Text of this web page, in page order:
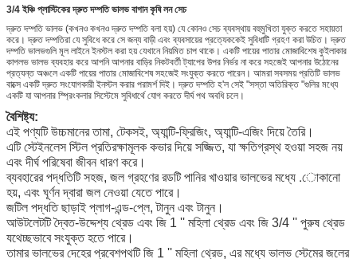
3/4 ইঞ্চি প্লাস্টিকের দ্রুত দম্পতি ভালভ বাগান কৃষি লন সেচ
দ্রুত দম্পতি ভালভ (কখনও কখনও দ্রুত দম্পতি বলা হয়) যে কোনও সেচ ব্যবস্থায় বহুমুখিতা যুক্ত করতে সহায়তা
করে। দ্রুত দম্পতিরা যে সুবিধে করে সে জন্য বাড়ী এবং ব্যবসায়ের প্রত্যেককেই সুবিধাটি গ্রহণ করা উচিত। দ্রুত
দম্পতি ভালভগুলি মূল লাইনে ইনস্টল করা হয় যেখানে নিয়মিত চাপ থাকে। একটি পায়ের পাতার মোজাবিশেষ কুইলাকার
কাপলভ ভালভ ব্যবহার করে আপনি আপনার বাড়ির নিকটবর্তী ট্যাপের উপর নির্ভর না করে সহজেই আপনার উঠোনের
প্রত্যন্ত অঞ্চলে একটি পায়ের পাতার মোজাবিশেষ সহজেই সংযুক্ত করতে পারেন। আমরা সবসময় প্রতিটি ভালভ
বাক্সে একটি দ্রুত সংযোগকারী ইনস্টল করার পরামর্শ দিই। দ্রুত দম্পতি হ'ল সেই "সস্তা অতিরিক্ত "গুলির মধ্যে
একটি যা আপনার স্প্রিংকলার সিস্টেমে সুবিধার্থে যোগ করতে দীর্ঘ পথ অবধি চলে।
বৈশিষ্ট্য:
এই পণ্যটি উচ্চমানের তামা, টেকসই, অ্যান্টি-ফ্রিজিং, অ্যান্টি-এজিং দিয়ে তৈরি।
এটি স্টেইনলেস স্টিল প্রতিরক্ষামূলক কভার দিয়ে সজ্জিত, যা ক্ষতিগ্রস্থ হওয়া সহজ নয়
এবং দীর্ঘ পরিষেবা জীবন ধারণ করে।
ব্যবহারের পদ্ধতিটি সহজ, জল গ্রহণের রডটি পানির খাওয়ার ভালভের মধ্যে .োকানো
হয়, এবং ঘূর্ণন দ্বারা জল নেওয়া যেতে পারে।
জটিল পদ্ধতি ছাড়াই প্লাগ-এন্ড-প্লে, টানুন এবং টানুন।
আউটলেটটি দ্বৈত-উদ্দেশ্য থ্রেড এবং জি 1 '' মহিলা থ্রেড এবং জি 3/4 '' পুরুষ থ্রেড
যথেচ্ছভাবে সংযুক্ত হতে পারে।
তামার ভালভের দেহের প্রবেশপথটি জি 1 '' মহিলা থ্রেড, এর মধ্যে ভালভ স্টেমের জলের